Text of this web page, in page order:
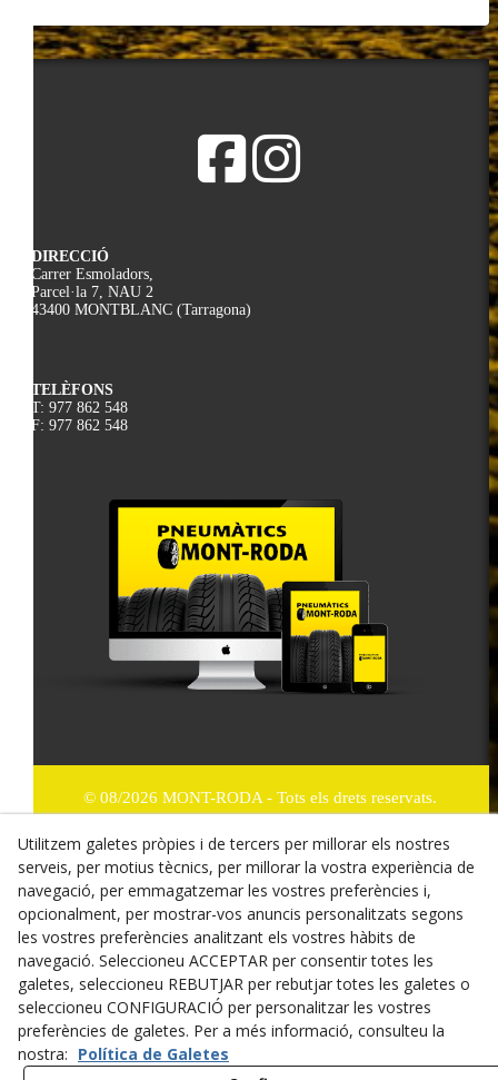
DIRECCIÓ
Carrer Esmoladors,
Parcel·la 7, NAU 2
43400 MONTBLANC (Tarragona)
TELÈFONS
T: 977 862 548
F: 977 862 548
© 08/2026 MONT-RODA - Tots els drets reservats.
Política de Privacitat
Termes i condicions de compra
Dret de desistiment
Cookies
Mapa Web
Utilitzem galetes pròpies i de tercers per millorar els nostres
serveis, per motius tècnics, per millorar la vostra experiència de
navegació, per emmagatzemar les vostres preferències i,
opcionalment, per mostrar-vos anuncis personalitzats segons
les vostres preferències analitzant els vostres hàbits de
navegació. Seleccioneu ACCEPTAR per consentir totes les
galetes, seleccioneu REBUTJAR per rebutjar totes les galetes o
seleccioneu CONFIGURACIÓ per personalitzar les vostres
preferències de galetes. Per a més informació, consulteu la
nostra: Política de Galetes